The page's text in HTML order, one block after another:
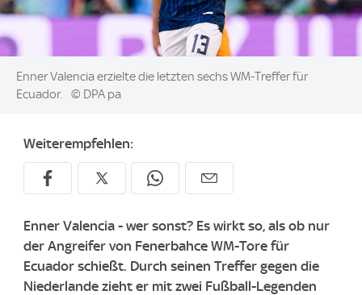
Image:
Enner Valencia erzielte die letzten sechs WM-Treffer für
Ecuador.
© DPA pa
Weiterempfehlen:
Enner Valencia - wer sonst? Es wirkt so, als ob nur
der Angreifer von Fenerbahce WM-Tore für
Ecuador schießt. Durch seinen Treffer gegen die
Niederlande zieht er mit zwei Fußball-Legenden